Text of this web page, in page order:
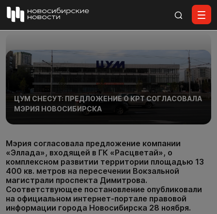
ЦУМ СНЕСУТ: ПРЕДЛОЖЕНИЕ О КРТ СОГЛАСОВАЛА
МЭРИЯ НОВОСИБИРСКА
Мэрия согласовала предложение компании
«Эллада», входящей в ГК «Расцветай», о
комплексном развитии территории площадью 13
400 кв. метров на пересечении Вокзальной
магистрали проспекта Димитрова.
Соответствующее постановление опубликовали
на официальном интернет-портале правовой
информации города Новосибирска 28 ноября.